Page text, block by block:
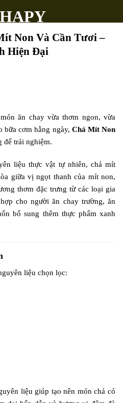
Non Và Cần Tươi –
Hiện Đại
ăn chay vừa thơm ngon, vừa
bữa cơm hằng ngày, Chả Mít Non
để trải nghiệm.
liệu thực vật tự nhiên, chả mít
giữa vị ngọt thanh của mít non,
thơm đặc trưng từ các loại gia
cho người ăn chay trường, ăn
bổ sung thêm thực phẩm xanh
liệu chọn lọc:
liệu giúp tạo nên món chả có